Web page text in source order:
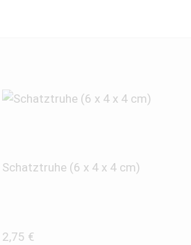
Schatztruhe (6 x 4 x 4 cm)
2,75 €